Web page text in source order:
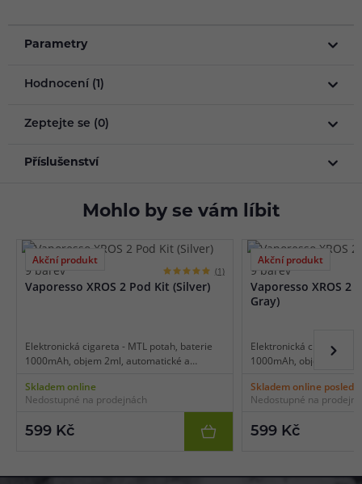
Parametry
Hodnocení (1)
Zeptejte se (0)
Příslušenství
Mohlo by se vám líbit
Akční produkt
9 barev (1)
Vaporesso XROS 2 Pod Kit (Silver)
Elektronická cigareta - MTL potah, baterie
1000mAh, objem 2ml, automatické a
16W, dobíjení USB-C, regulace air-flow, LED
indikace stavu baterie.
Skladem online
Nedostupné na prodejnách
599 Kč
Akční produkt
9 barev
Vaporesso XROS 2
Gray)
Elektronická cigareta -
1000mAh, objem 2ml,
16W, dobíjení USB-C,
indikace stavu baterie.
Skladem online
Nedostupné na
599 Kč